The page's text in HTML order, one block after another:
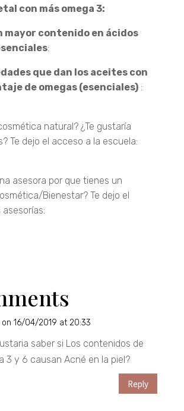
con más omega 3:
mayor contenido en ácidos
:
que dan los aceites con
de omegas (esenciales):
natural? ¿Te gustaría
Te dejo el acceso a la escuela:
asesora por que tienes un
Bienestar? Te dejo el
on 16/04/2019 at 20:33
saber si Los contenidos de
3 y 6 causan Acné en la piel?
Reply